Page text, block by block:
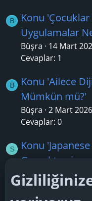
B
Konu
Uygulamalar
Büşra
14 Mart
Cevaplar: 1
B
Konu 'Ailece
Mümkün mü?'
Büşra 2 Mart 2026
Cevaplar: 0
S
Konu
Gerçekten işe
sercan1313
22
Cevaplar: 2